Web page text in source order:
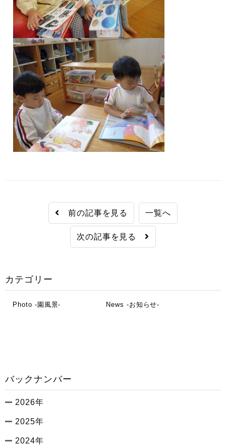
前の記事を見る 一覧へ
次の記事を見る
カテゴリー
Photo -園風景- News -お知らせ-
バックナンバー
2026年
2025年
2024年